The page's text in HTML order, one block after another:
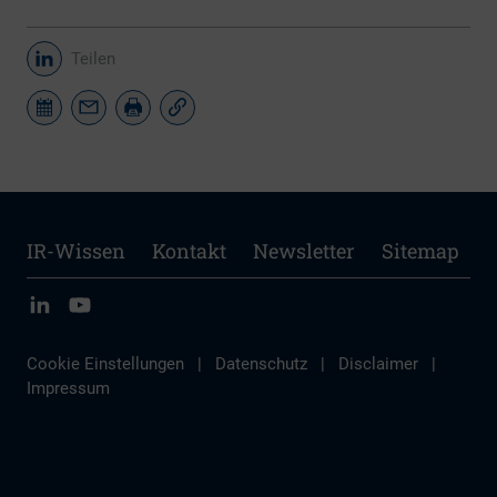
Teilen
IR-Wissen Kontakt Newsletter Sitemap
Cookie Einstellungen | Datenschutz | Disclaimer
|
Impressum